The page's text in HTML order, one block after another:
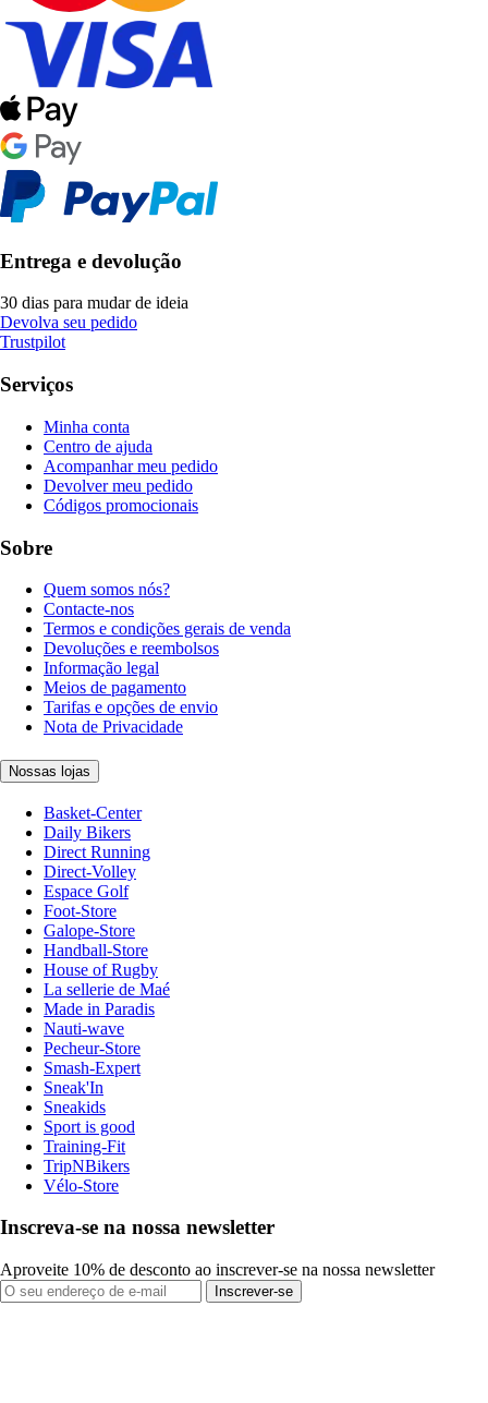
Entrega e devolução
30 dias para mudar de ideia
Devolva seu pedido
Trustpilot
Serviços
Minha conta
Centro de ajuda
Acompanhar meu pedido
Devolver meu pedido
Códigos promocionais
Sobre
Quem somos nós?
Contacte-nos
Termos e condições gerais de venda
Devoluções e reembolsos
Informação legal
Meios de pagamento
Tarifas e opções de envio
Nota de Privacidade
Nossas lojas
Basket-Center
Daily Bikers
Direct Running
Direct-Volley
Espace Golf
Foot-Store
Galope-Store
Handball-Store
House of Rugby
La sellerie de Maé
Made in Paradis
Nauti-wave
Pecheur-Store
Smash-Expert
Sneak'In
Sneakids
Sport is good
Training-Fit
TripNBikers
Vélo-Store
Inscreva-se na nossa newsletter
Aproveite 10% de desconto ao inscrever-se na nossa newsletter
Inscrever-se